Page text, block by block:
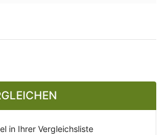
in Ihrer Vergleichsliste